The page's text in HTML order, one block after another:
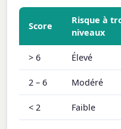
Score
Risque à
niveaux
> 6 Élevé
2 – 6 Modéré
< 2 Faible